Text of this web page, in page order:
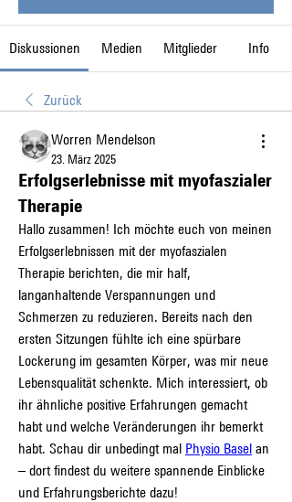
Diskussionen Medien Mitglieder Info
Zurück
Worren Mendelson
23. März 2025
Erfolgserlebnisse mit myofaszialer
Therapie
Hallo zusammen! Ich möchte euch von meinen
Erfolgserlebnissen mit der myofaszialen
Therapie berichten, die mir half,
langanhaltende Verspannungen und
Schmerzen zu reduzieren. Bereits nach den
ersten Sitzungen fühlte ich eine spürbare
Lockerung im gesamten Körper, was mir neue
Lebensqualität schenkte. Mich interessiert, ob
ihr ähnliche positive Erfahrungen gemacht
habt und welche Veränderungen ihr bemerkt
habt. Schau dir unbedingt mal Physio Basel an
– dort findest du weitere spannende Einblicke
und Erfahrungsberichte dazu!